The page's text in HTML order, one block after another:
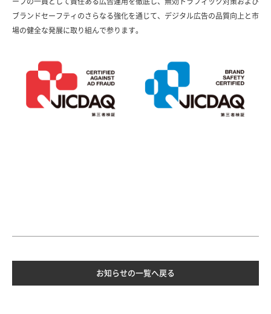
ブランドセーフティのさらなる強化を通じて、デジタル広告の品質向上と市
場の健全な発展に取り組んで参ります。
お知らせの一覧へ戻る